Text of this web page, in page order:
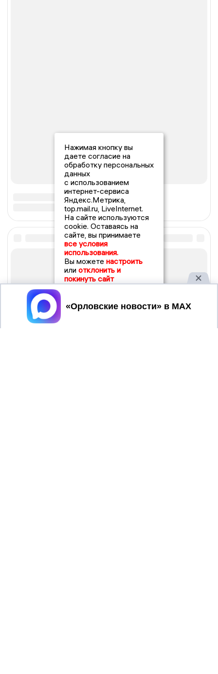
Нажимая кнопку вы
даете согласие на
обработку персональных
данных
с использованием
интернет-сервиса
Яндекс.Метрика,
top.mail.ru, LiveInternet.
На сайте используются
cookie. Оставаясь на
сайте, вы принимаете
все условия
использования.
Вы можете настроить
или отклонить и
покинуть сайт
Принять